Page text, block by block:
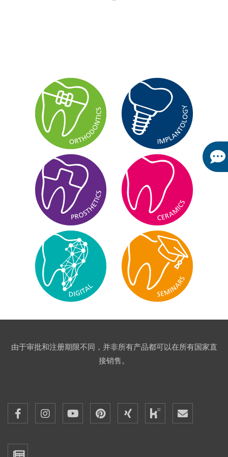
由于审批和注册期限不同，并非所有产品都可以在所有国家直
接销售。